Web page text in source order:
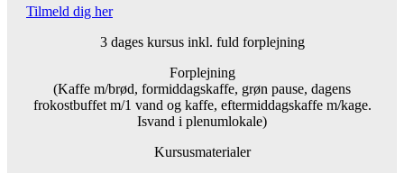
Tilmeld dig her
3 dages kursus inkl. fuld forplejning
Forplejning
(Kaffe m/brød, formiddagskaffe, grøn pause, dagens
frokostbuffet m/1 vand og kaffe, eftermiddagskaffe m/kage.
Isvand i plenumlokale)
Kursusmaterialer